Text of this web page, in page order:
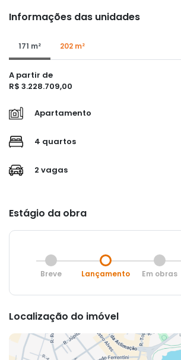
Informações das unidades
171 m² 202 m²
A partir de
R$ 3.228.709,00
Apartamento
4 quartos
2 vagas
Estágio da obra
Breve Lançamento Em obras
Localização do imóvel